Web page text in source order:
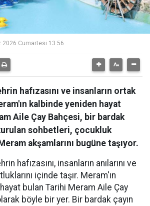
2026 Cumartesi 13:56
hafızasını ve insanların ortak
kalbinde yeniden hayat
Aile Çay Bahçesi, bir bardak
sohbetleri, çocukluk
akşamlarını bugüne taşıyor.
hafızasını, insanların anılarını ve
içinde taşır. Meram'ın
bulan Tarihi Meram Aile Çay
böyle bir yer. Bir bardak çayın